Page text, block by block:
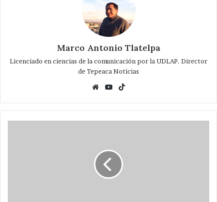
Marco Antonio Tlatelpa
Licenciado en ciencias de la comunicación por la UDLAP. Director
de Tepeaca Noticias
WebsiteYouTube